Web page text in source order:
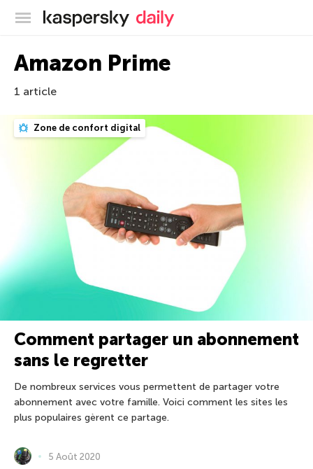
Blog officiel de Kaspersky
Amazon Prime
1 article
Zone de confort digital
Comment partager un abonnement
sans le regretter
De nombreux services vous permettent de partager votre
abonnement avec votre famille. Voici comment les sites les
plus populaires gèrent ce partage.
5 Août 2020